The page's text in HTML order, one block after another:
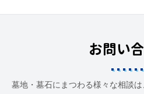
お問い
墓地・墓石にまつわる様々な相談